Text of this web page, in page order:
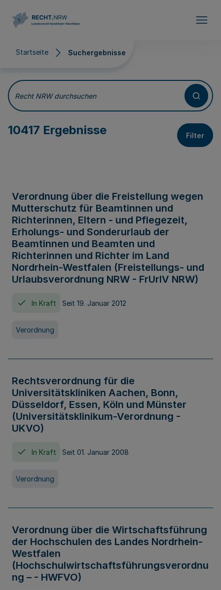
Startseite Suchergebnisse
Suchergebnisse
Recht NRW durchsuchen
10417 Ergebnisse Filter
Verordnung über die Freistellung wegen
Mutterschutz für Beamtinnen und
Richterinnen, Eltern - und Pflegezeit,
Erholungs- und Sonderurlaub der
Beamtinnen und Beamten und
Richterinnen und Richter im Land
Nordrhein-Westfalen (Freistellungs- und
Urlaubsverordnung NRW - FrUrlV NRW)
In Kraft Seit 19. Januar 2012
Verordnung
Rechtsverordnung für die
Universitätskliniken Aachen, Bonn,
Düsseldorf, Essen, Köln und Münster
(Universitätsklinikum-Verordnung -
UKVO)
In Kraft Seit 01. Januar 2008
Verordnung
Verordnung über die Wirtschaftsführung
der Hochschulen des Landes Nordrhein-
Westfalen
(Hochschulwirtschaftsführungsverordnu
ng – - HWFVO)